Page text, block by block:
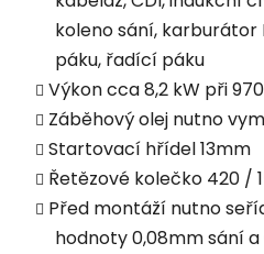
koleno sání, karburátor
páku, řadící páku
Výkon cca 8,2 kW při
Záběhový olej nutno
Startovací hřídel 13mm
Řetězové kolečko 420 /
Před montáží nutno
hodnoty 0,08mm sání a